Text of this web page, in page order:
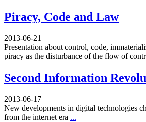
Piracy, Code and Law
2013-06-21
Presentation about control, code,
piracy as the disturbance of the flow of
Second Information
2013-06-17
New developments in digital technologies
from the internet era ...